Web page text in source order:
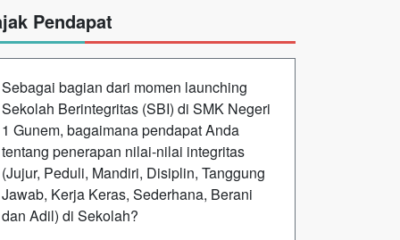
Pendapat
Sebagai bagian dari momen launching
Sekolah Berintegritas (SBI) di SMK Negeri
1 Gunem, bagaimana pendapat Anda
tentang penerapan nilai-nilai integritas
(Jujur, Peduli, Mandiri, Disiplin, Tanggung
Jawab, Kerja Keras, Sederhana, Berani
dan Adil) di Sekolah?